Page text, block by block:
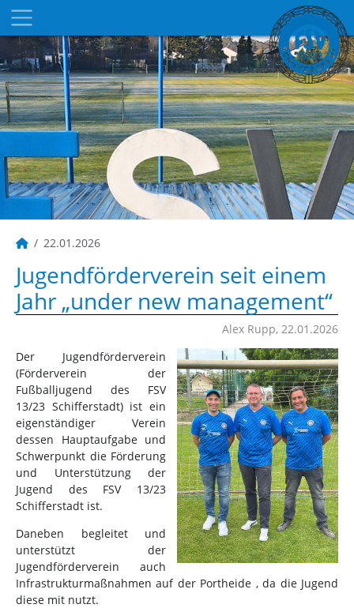
22.01.2026
Jugendförderverein seit einem
Jahr „under new management“
Alex Rupp, 22.01.2026
Der Jugendförderverein
(Förderverein der
Fußballjugend des FSV
13/23 Schifferstadt) ist ein
eigenständiger Verein
dessen Hauptaufgabe und
Schwerpunkt die Förderung
und Unterstützung der
Jugend des FSV 13/23
Schifferstadt ist.
Daneben begleitet und
unterstützt der
Jugendförderverein auch
Infrastrukturmaßnahmen auf der Portheide , da die Jugend
diese mit nutzt.